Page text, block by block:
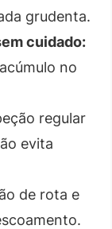
grudenta.
cuidado:
no
regular
evita
de rota e